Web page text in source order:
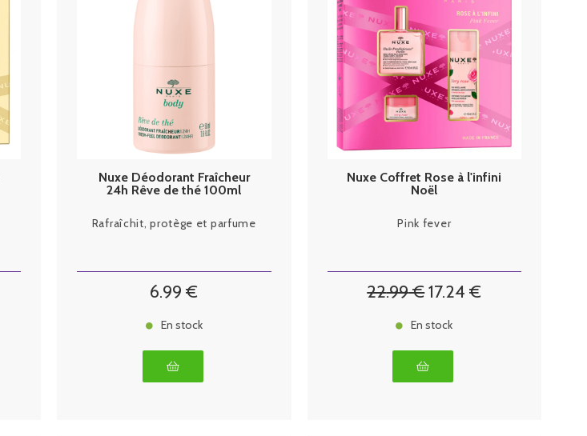
Nuxe Déodorant Fraîcheur
24h Rêve de thé 100ml
Rafraîchit, protège et parfume
6.99 €
En stock
Nuxe Coffret Rose à l'infini
Noël
Pink fever
22.99€17.24 €
En stock